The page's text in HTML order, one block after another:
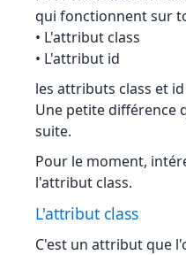
qui fonctionnent sur
• L'attribut class
• L'attribut id
les attributs class et
Une petite différence
suite.
Pour le moment,
l'attribut class.
L'attribut class
C'est un attribut que